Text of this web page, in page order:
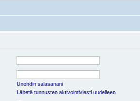
Unohdin salasanani
Lähetä tunnusten aktivointiviesti uudelleen